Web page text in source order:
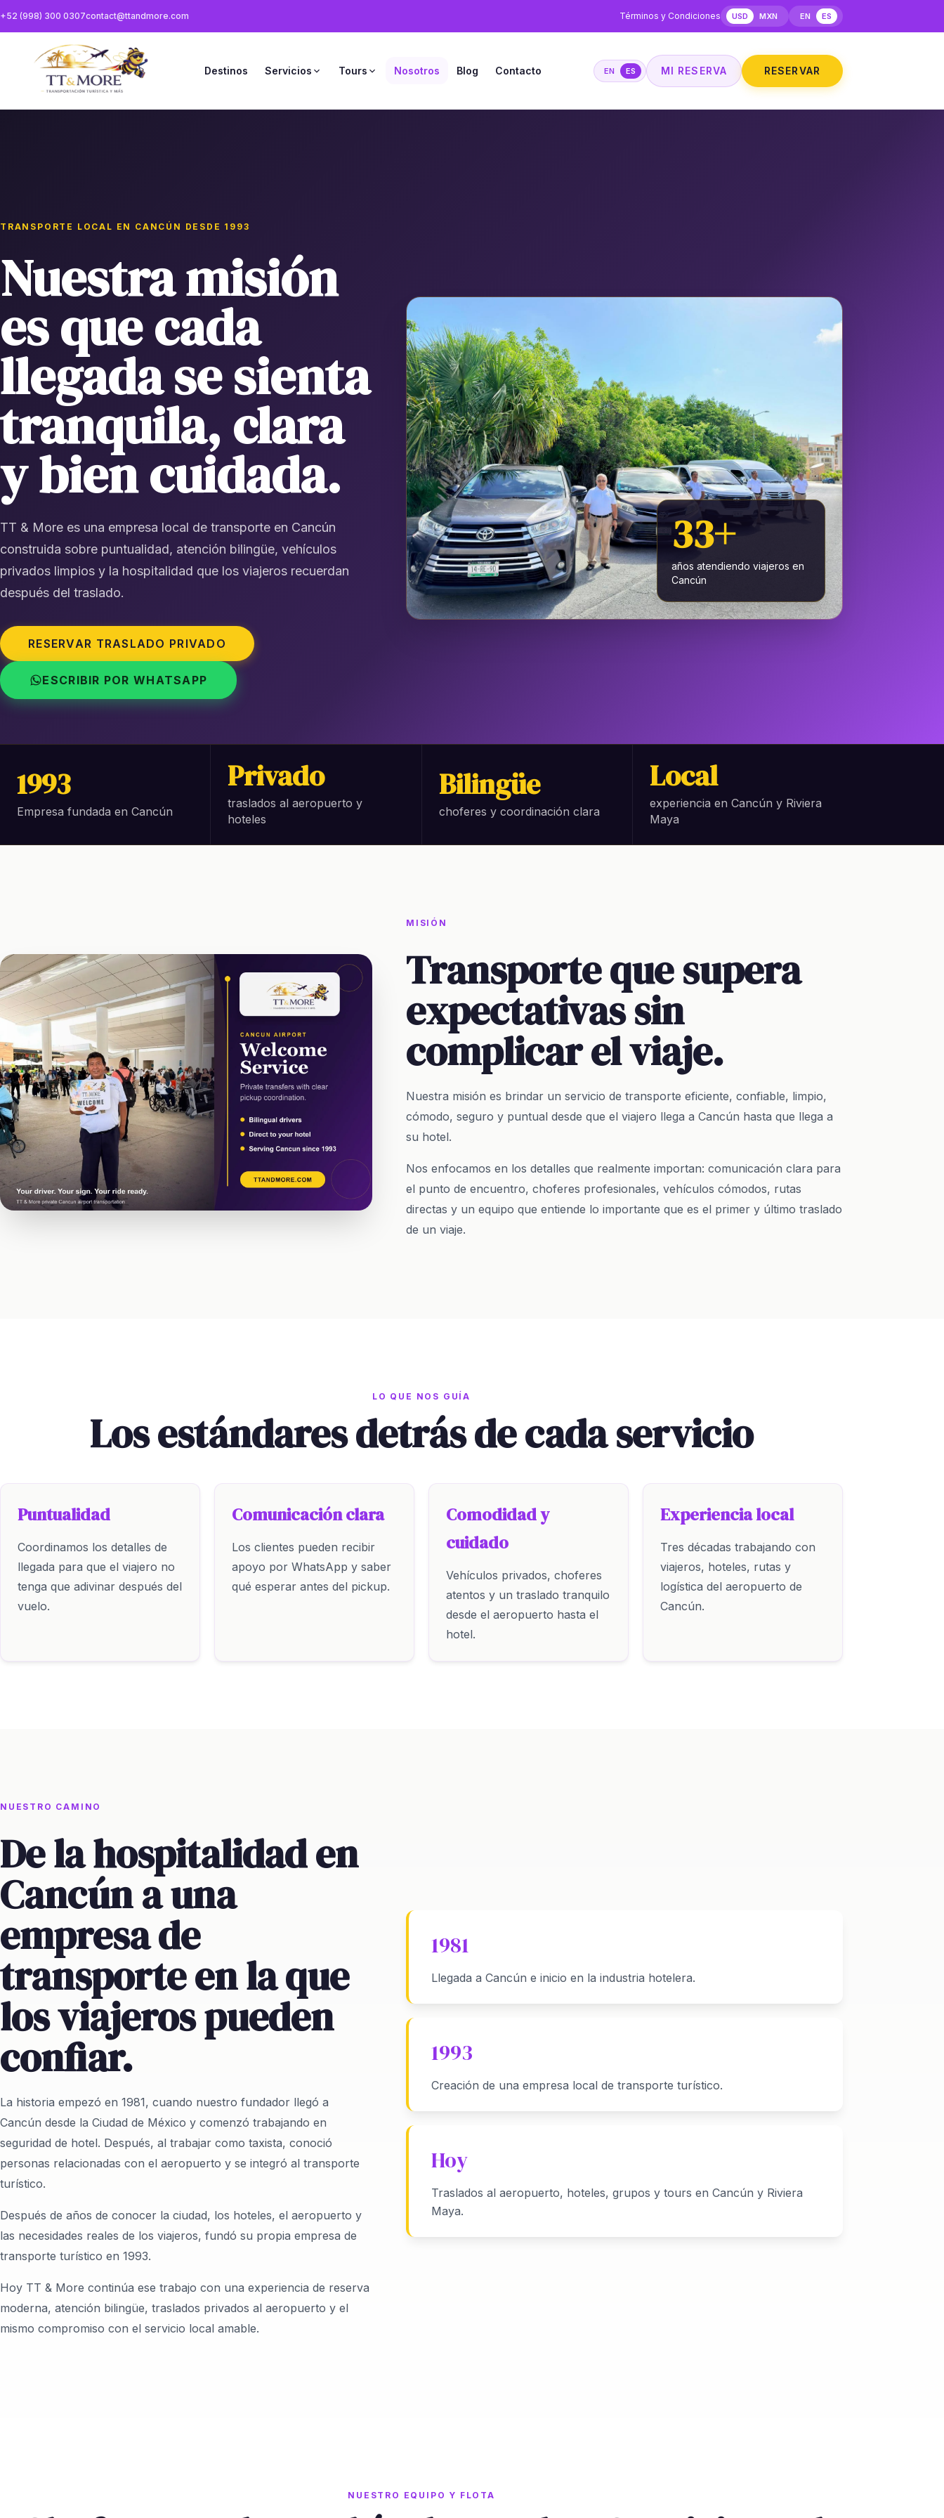
+52 (998) 300 0307contact@ttandmore.com Términos y Condiciones USD MXN EN ES
Destinos Servicios Tours Nosotros Blog Contacto EN ES MI RESERVA RESERVAR
TRANSPORTE LOCAL EN CANCÚN DESDE 1993
Nuestra misión
es que cada
llegada se sienta
tranquila, clara
y bien cuidada.
TT & More es una empresa local de transporte en Cancún
construida sobre puntualidad, atención bilingüe, vehículos
privados limpios y la hospitalidad que los viajeros recuerdan
después del traslado.
RESERVAR TRASLADO PRIVADO
ESCRIBIR POR WHATSAPP
33+
años atendiendo viajeros en
Cancún
1993
Empresa fundada en Cancún
Privado
traslados al aeropuerto y
hoteles
Bilingüe
choferes y coordinación clara
Local
experiencia en Cancún y Riviera
Maya
MISIÓN
Transporte que supera
expectativas sin
complicar el viaje.
Nuestra misión es brindar un servicio de transporte eficiente, confiable, limpio,
cómodo, seguro y puntual desde que el viajero llega a Cancún hasta que llega a
su hotel.
Nos enfocamos en los detalles que realmente importan: comunicación clara para
el punto de encuentro, choferes profesionales, vehículos cómodos, rutas
directas y un equipo que entiende lo importante que es el primer y último traslado
de un viaje.
LO QUE NOS GUÍA
Los estándares detrás de cada servicio
Puntualidad
Coordinamos los detalles de
llegada para que el viajero no
tenga que adivinar después del
vuelo.
Comunicación clara
Los clientes pueden recibir
apoyo por WhatsApp y saber
qué esperar antes del pickup.
Comodidad y
cuidado
Vehículos privados, choferes
atentos y un traslado tranquilo
desde el aeropuerto hasta el
hotel.
Experiencia local
Tres décadas trabajando con
viajeros, hoteles, rutas y
logística del aeropuerto de
Cancún.
NUESTRO CAMINO
De la hospitalidad en
Cancún a una
empresa de
transporte en la que
los viajeros pueden
confiar.
La historia empezó en 1981, cuando nuestro fundador llegó a
Cancún desde la Ciudad de México y comenzó trabajando en
seguridad de hotel. Después, al trabajar como taxista, conoció
personas relacionadas con el aeropuerto y se integró al transporte
turístico.
Después de años de conocer la ciudad, los hoteles, el aeropuerto y
las necesidades reales de los viajeros, fundó su propia empresa de
transporte turístico en 1993.
Hoy TT & More continúa ese trabajo con una experiencia de reserva
moderna, atención bilingüe, traslados privados al aeropuerto y el
mismo compromiso con el servicio local amable.
1981
Llegada a Cancún e inicio en la industria hotelera.
1993
Creación de una empresa local de transporte turístico.
Hoy
Traslados al aeropuerto, hoteles, grupos y tours en Cancún y Riviera
Maya.
NUESTRO EQUIPO Y FLOTA